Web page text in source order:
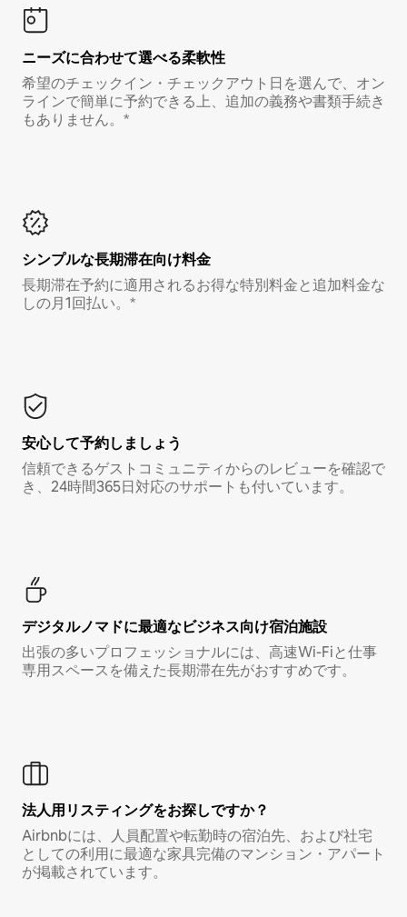
ニーズに合わせて選べる柔軟性
希望のチェックイン・チェックアウト日を選んで、オン
ラインで簡単に予約できる上、追加の義務や書類手続き
もありません。*
シンプルな長期滞在向け料金
長期滞在予約に適用されるお得な特別料金と追加料金な
しの月1回払い。*
安心して予約しましょう
信頼できるゲストコミュニティからのレビューを確認で
き、24時間365日対応のサポートも付いています。
デジタルノマド⁠に最⁠適⁠なビ⁠ジ⁠ネ⁠ス⁠向⁠け宿⁠泊⁠施⁠設
出張の多いプロフェッショナルには、高速Wi-Fiと仕事
専用スペースを備えた長期滞在先がおすすめです。
法人用リスティングをお探しですか？
Airbnbには、人員配置や転勤時の宿泊先、および社宅
としての利用に最適な家具完備のマンション・アパート
が掲載されています。